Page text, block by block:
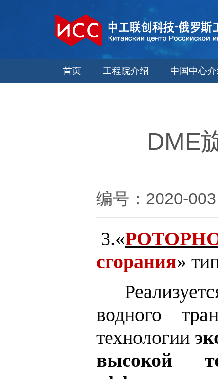
首页 工程院介绍 中国中心
DME
编号：2020-
3.«
сгорания»
водного
технологии
высокой